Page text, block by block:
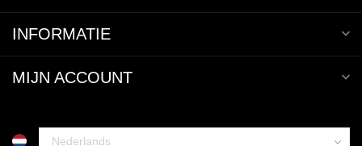
INFORMATIE
MIJN ACCOUNT